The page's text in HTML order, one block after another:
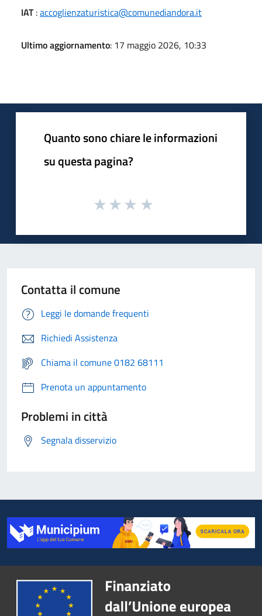
IAT:accoglienzaturistica@comunediandora.it
Ultimo aggiornamento: 17 maggio 2026, 10:33
Quanto sono chiare le informazioni
su questa pagina?
Contatta il comune
Leggi le domande frequenti
Richiedi Assistenza
Chiama il comune 0182 68111
Prenota un appuntamento
Problemi in città
Segnala disservizio